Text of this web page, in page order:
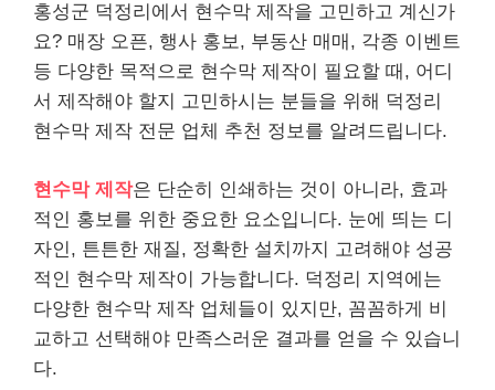
홍성군 덕정리에서 현수막 제작을 고민하고 계신가
요? 매장 오픈, 행사 홍보, 부동산 매매, 각종 이벤트
등 다양한 목적으로 현수막 제작이 필요할 때, 어디
서 제작해야 할지 고민하시는 분들을 위해 덕정리
현수막 제작 전문 업체 추천 정보를 알려드립니다.
현수막 제작은 단순히 인쇄하는 것이 아니라, 효과
적인 홍보를 위한 중요한 요소입니다. 눈에 띄는 디
자인, 튼튼한 재질, 정확한 설치까지 고려해야 성공
적인 현수막 제작이 가능합니다. 덕정리 지역에는
다양한 현수막 제작 업체들이 있지만, 꼼꼼하게 비
교하고 선택해야 만족스러운 결과를 얻을 수 있습니
다.